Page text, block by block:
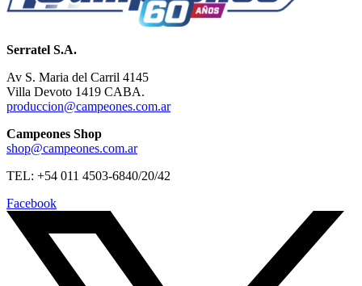
Serratel S.A.
Av S. Maria del Carril 4145
Villa Devoto 1419 CABA.
produccion@campeones.com.ar
Campeones Shop
shop@campeones.com.ar
TEL: +54 011 4503-6840/20/42
Facebook